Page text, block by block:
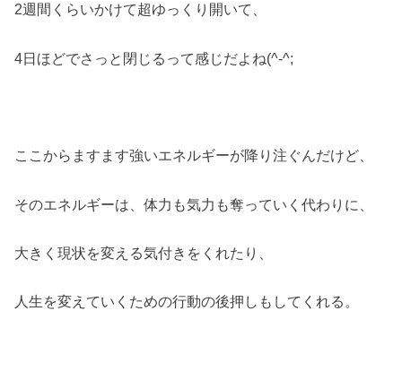
2週間くらいかけて超ゆっくり開いて、
4日ほどでさっと閉じるって感じだよね(^-^;
ここからますます強いエネルギーが降り注ぐんだけど、
そのエネルギーは、体力も気力も奪っていく代わりに、
大きく現状を変える気付きをくれたり、
人生を変えていくための行動の後押しもしてくれる。